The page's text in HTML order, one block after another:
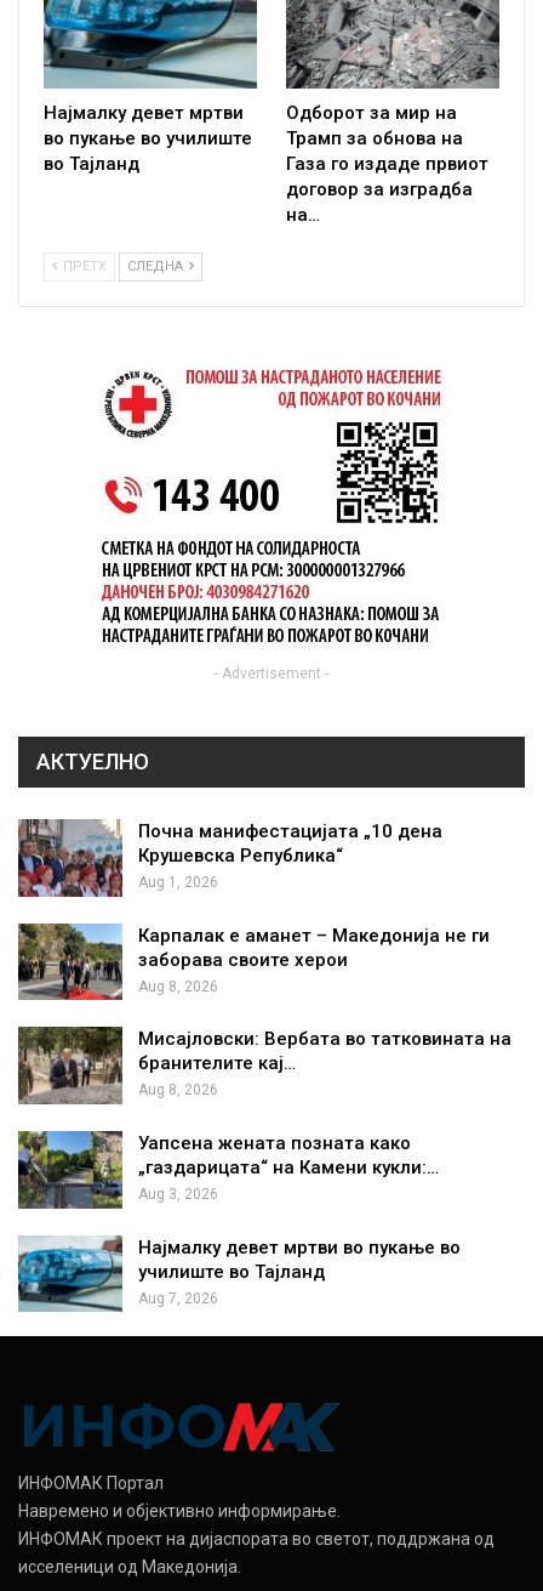
Најмалку девет мртви
во пукање во училиште
во Тајланд
Одборот за мир на
Трамп за обнова на
Газа го издаде првиот
договор за изградба
на…
ПРЕТХ СЛЕДНА
- Advertisement -
АКТУЕЛНО
Почна манифестацијата „10 дена
Крушевска Република“
Aug 1, 2026
Карпалак е аманет – Македонија не ги
заборава своите херои
Aug 8, 2026
Мисајловски: Вербата во татковината на
бранителите кај…
Aug 8, 2026
Уапсена жената позната како
„газдарицата“ на Камени кукли:…
Aug 3, 2026
Најмалку девет мртви во пукање во
училиште во Тајланд
Aug 7, 2026
ИНФОМАК Портал
Навремено и објективно информирање.
ИНФОМАК проект на дијаспората во светот, поддржана од
исселеници од Македонија.